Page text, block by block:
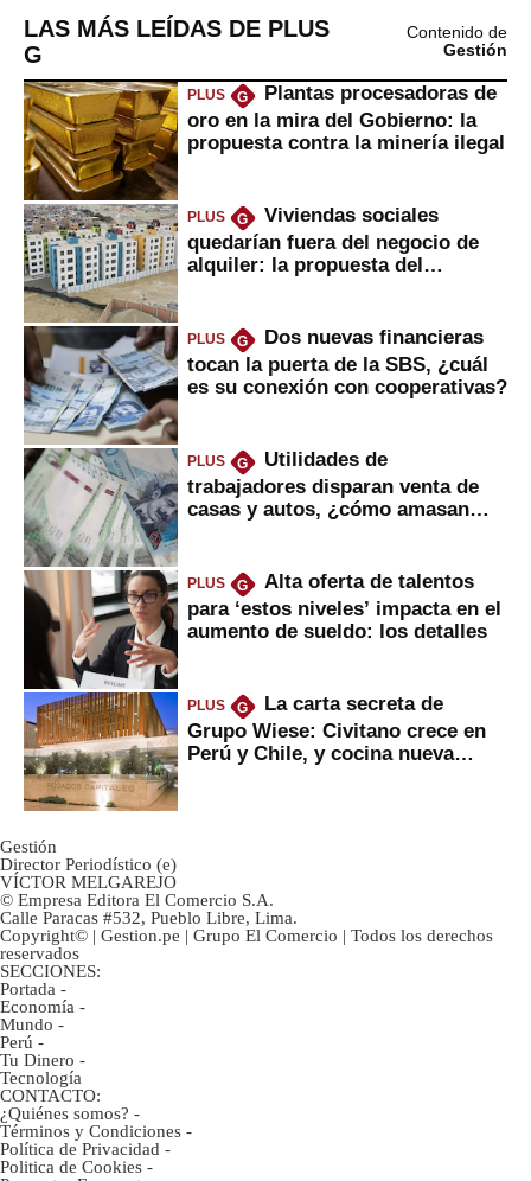
LAS MÁS LEÍDAS DE PLUS
G
Contenido de
Gestión
PLUS G
Plantas procesadoras de
oro en la mira del Gobierno: la
propuesta contra la minería ilegal
PLUS G
Viviendas sociales
quedarían fuera del negocio de
alquiler: la propuesta del
PLUS G
Dos nuevas financieras
tocan la puerta de la SBS, ¿cuál
es su conexión con cooperativas?
PLUS G
Utilidades de
trabajadores disparan venta de
casas y autos, ¿cómo amasan
PLUS G
Alta oferta de talentos
para ‘estos niveles’ impacta en el
aumento de sueldo: los detalles
PLUS G
La carta secreta de
Grupo Wiese: Civitano crece en
Perú y Chile, y cocina nueva
Gestión
Director Periodístico (e)
VÍCTOR MELGAREJO
© Empresa Editora El Comercio S.A.
Calle Paracas #532, Pueblo Libre, Lima.
Copyright© | Gestion.pe | Grupo El Comercio | Todos los derechos
reservados
SECCIONES:
Portada -
Economía -
Mundo -
Perú -
Tu Dinero -
Tecnología
CONTACTO:
¿Quiénes somos? -
Términos y Condiciones -
Política de Privacidad -
Politica de Cookies -